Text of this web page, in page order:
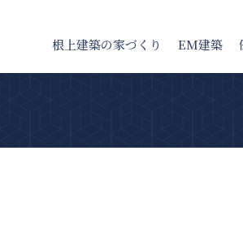
根上建築の家づくり EM建築